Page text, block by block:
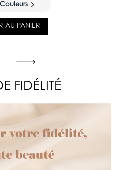
AU PANIER
FIDÉLITÉ